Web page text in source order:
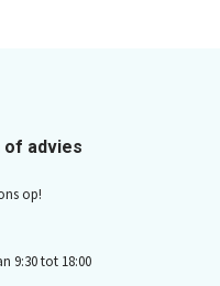
of advies
op!
9:30 tot 18:00